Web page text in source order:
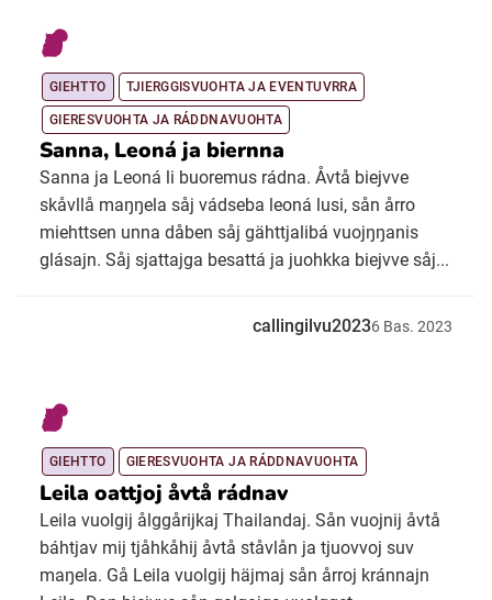
GIEHTTO TJIERGGISVUOHTA JA EVENTUVRRA
GIERESVUOHTA JA RÁDDNAVUOHTA
Sanna, Leoná ja biernna
Sanna ja Leoná li buoremus rádna. Åvtå biejvve
skåvllå maŋŋela såj vádseba leoná lusi, sån årro
miehttsen unna dåben såj gähttjalibá vuojŋŋanis
glásajn. Såj sjattajga besattá ja juohkka biejvve såj...
callingilvu20236 Bas. 2023
GIEHTTO GIERESVUOHTA JA RÁDDNAVUOHTA
Leila oattjoj åvtå rádnav
Leila vuolgij ålggårijkaj Thailandaj. Sån vuojnij åvtå
báhtjav mij tjåhkåhij åvtå ståvlån ja tjuovvoj suv
maŋela. Gå Leila vuolgij häjmaj sån årroj kránnajn